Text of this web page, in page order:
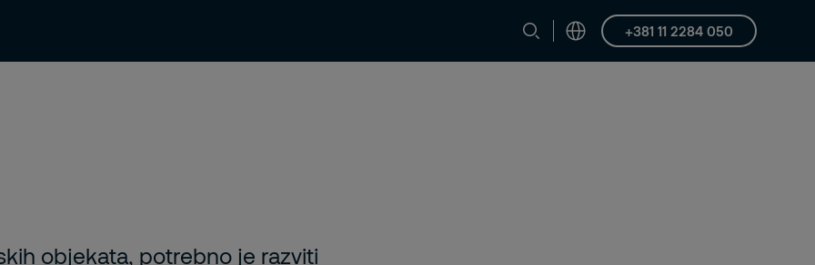
+381 11 2284 050
Tražite posao? Kontakt
objekata, potrebno je razviti